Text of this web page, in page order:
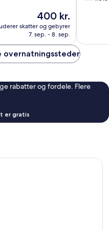
Prisen
400 kr.
400 kr.
skatter og gebyrer
7. sep. - 8. sep.
overnatningssteder
rabatter og fordele. Flere
er gratis